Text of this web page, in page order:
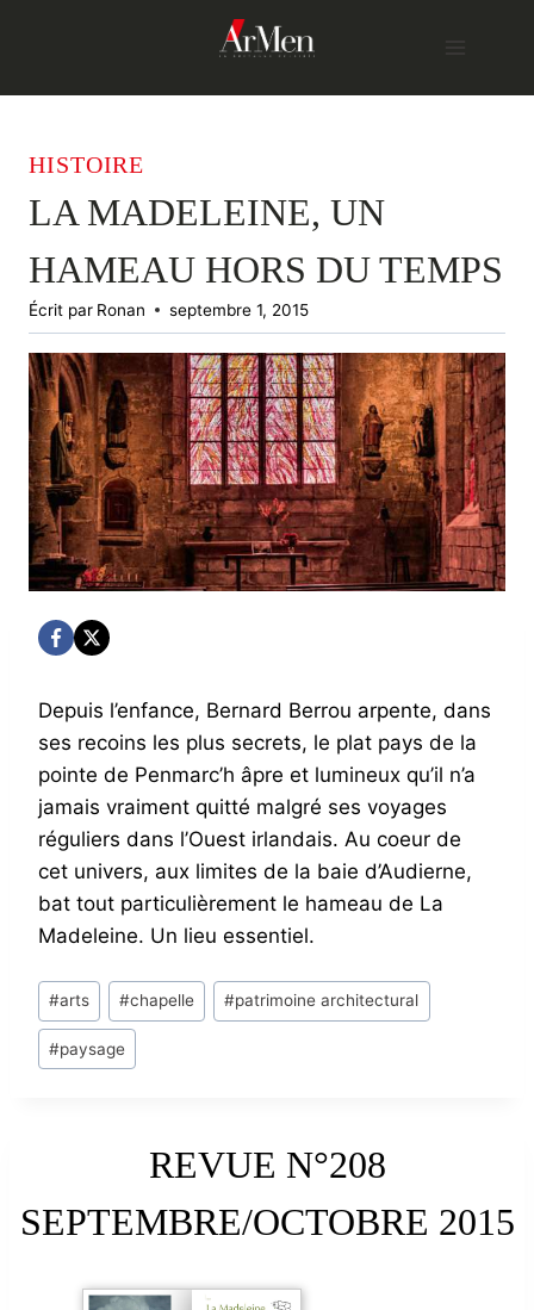
HISTOIRE
LA MADELEINE, UN
HAMEAU HORS DU TEMPS
Écrit par Ronan septembre 1, 2015
Depuis l’enfance, Bernard Berrou arpente, dans
ses recoins les plus secrets, le plat pays de la
pointe de Penmarc’h âpre et lumineux qu’il n’a
jamais vraiment quitté malgré ses voyages
réguliers dans l’Ouest irlandais. Au coeur de
cet univers, aux limites de la baie d’Audierne,
bat tout particulièrement le hameau de La
Madeleine. Un lieu essentiel.
Post
Tags:
#arts #chapelle #patrimoine architectural
#paysage
REVUE N°208
SEPTEMBRE/OCTOBRE 2015